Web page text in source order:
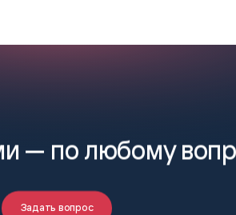
— по любому
Задать вопрос